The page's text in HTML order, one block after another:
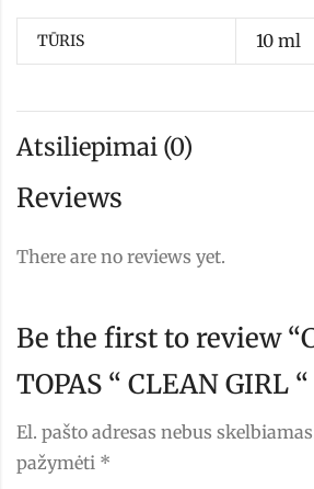
TŪRIS 10 ml
Atsiliepimai (0)
Reviews
There are no reviews yet.
Be the first to review
TOPAS “ CLEAN GIRL
El. pašto adresas nebus
pažymėti *